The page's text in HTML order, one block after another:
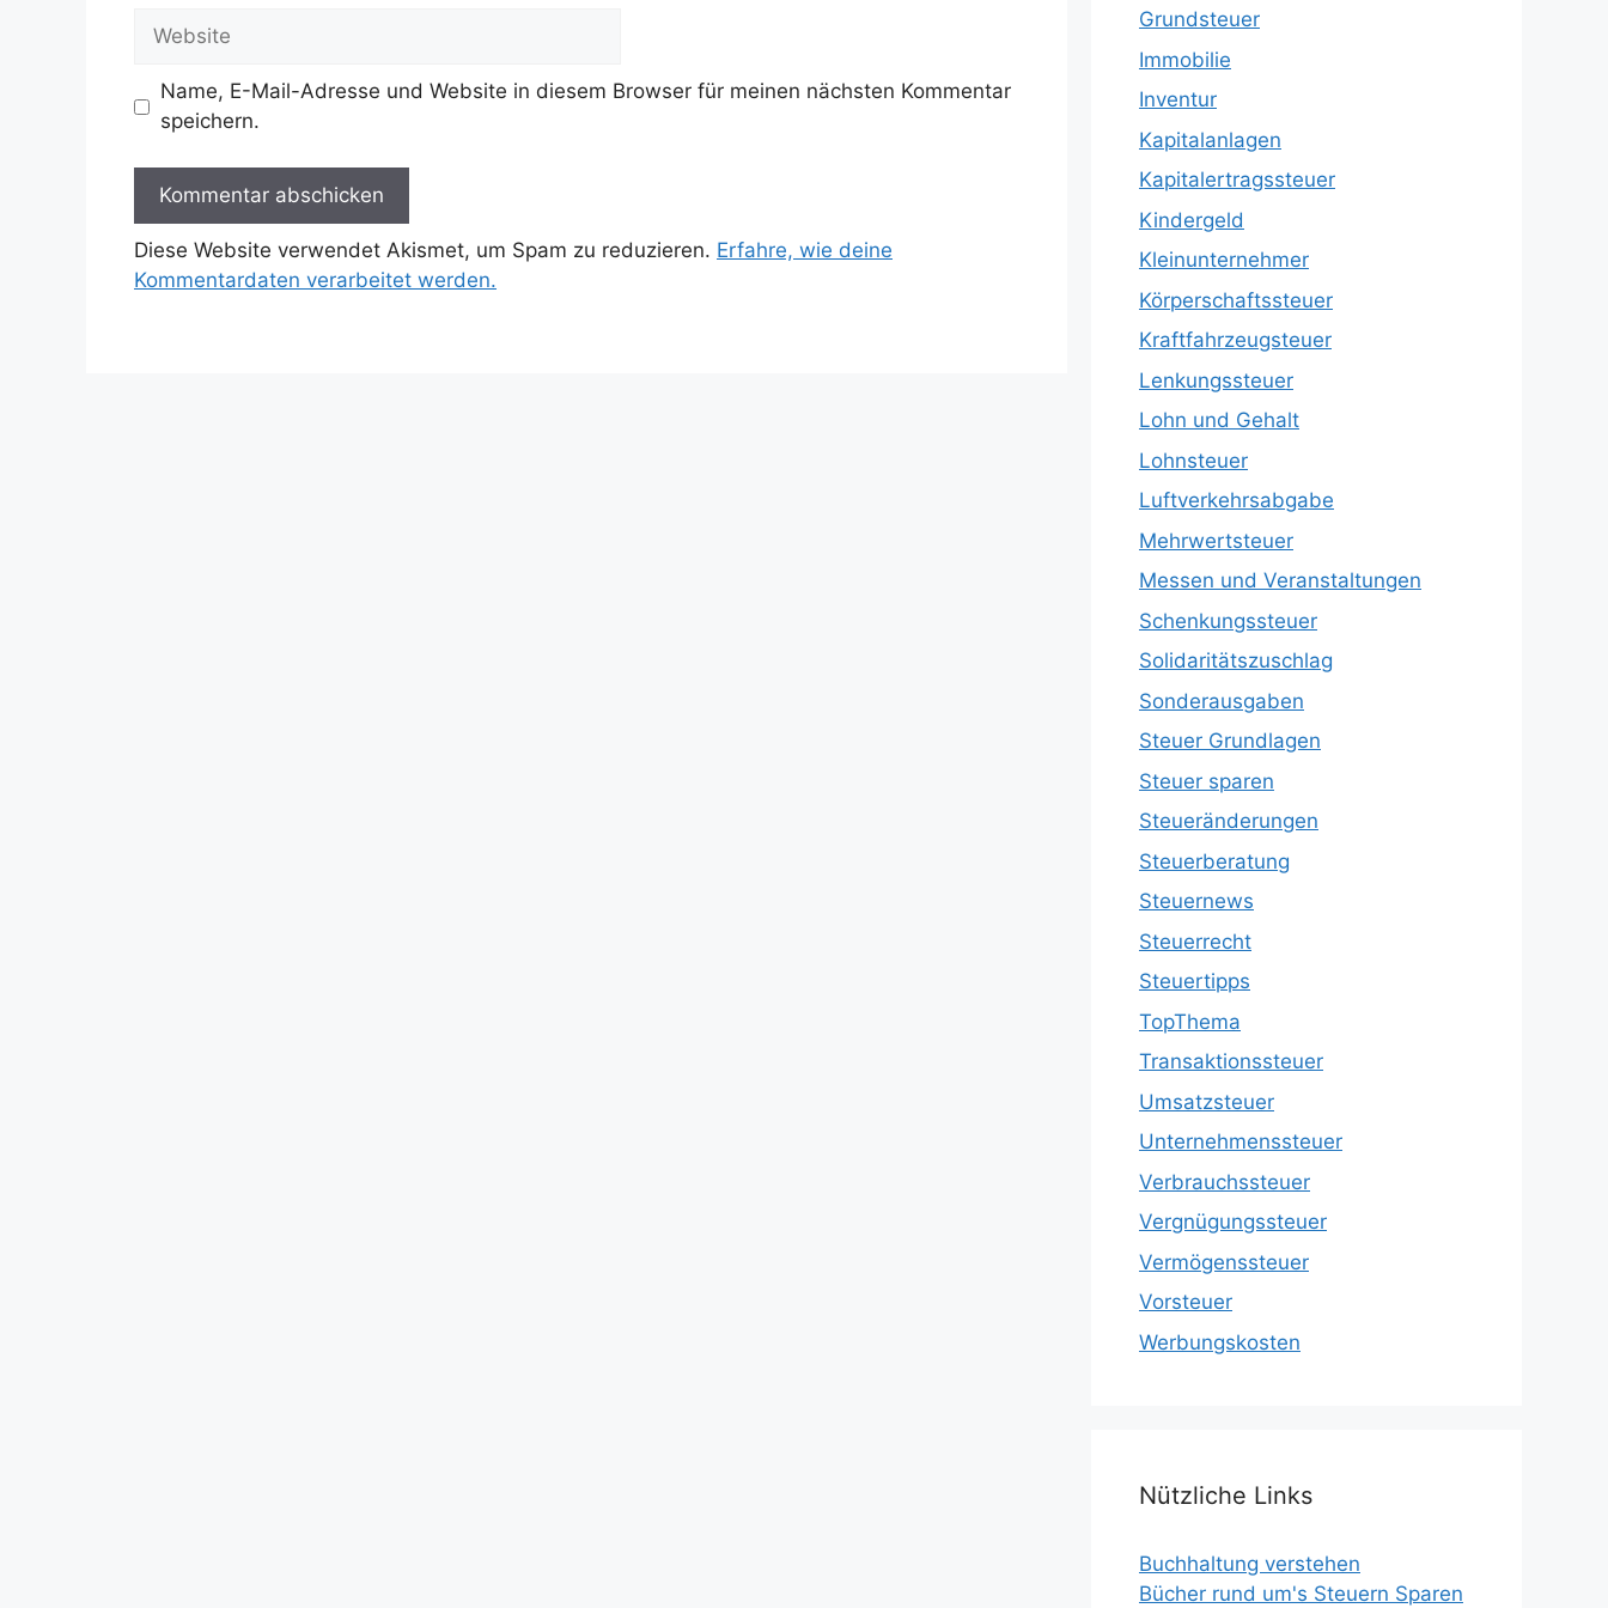
Website
Name, E-Mail-Adresse und Website in diesem Browser für meinen nächsten Kommentar
speichern.
Diese Website verwendet Akismet, um Spam zu reduzieren. Erfahre, wie deine
Kommentardaten verarbeitet werden.
Grundsteuer
Immobilie
Inventur
Kapitalanlagen
Kapitalertragssteuer
Kindergeld
Kleinunternehmer
Körperschaftssteuer
Kraftfahrzeugsteuer
Lenkungssteuer
Lohn und Gehalt
Lohnsteuer
Luftverkehrsabgabe
Mehrwertsteuer
Messen und Veranstaltungen
Schenkungssteuer
Solidaritätszuschlag
Sonderausgaben
Steuer Grundlagen
Steuer sparen
Steueränderungen
Steuerberatung
Steuernews
Steuerrecht
Steuertipps
TopThema
Transaktionssteuer
Umsatzsteuer
Unternehmenssteuer
Verbrauchssteuer
Vergnügungssteuer
Vermögenssteuer
Vorsteuer
Werbungskosten
Nützliche Links
Buchhaltung verstehen
Bücher rund um's Steuern Sparen